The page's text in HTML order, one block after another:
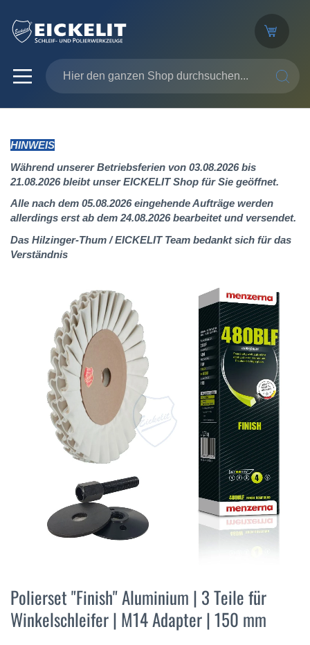
SUCHE
HINWEIS
Während unserer Betriebsferien von 03.08.2026 bis
21.08.2026 bleibt unser EICKELIT Shop für Sie geöffnet.
Alle nach dem 05.08.2026 eingehende Aufträge werden
allerdings erst ab dem 24.08.2026 bearbeitet und versendet.
Das Hilzinger-Thum / EICKELIT Team bedankt sich für das
Verständnis
Bildergalerie
der
Bildergalerie
springen
Polierset "Finish" Aluminium | 3 Teile für
Winkelschleifer | M14 Adapter | 150 mm